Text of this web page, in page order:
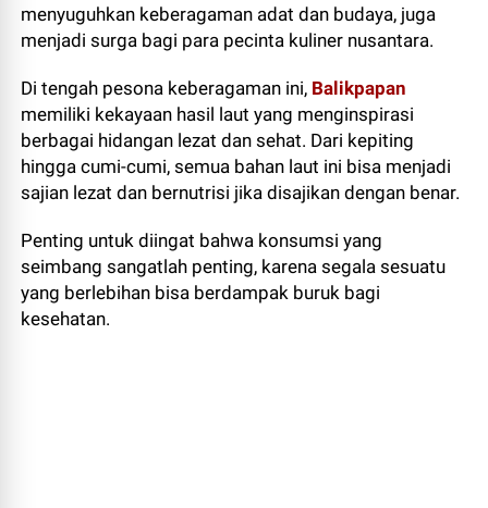
menyuguhkan keberagaman adat dan budaya, juga
menjadi surga bagi para pecinta kuliner nusantara.
Di tengah pesona keberagaman ini, Balikpapan
memiliki kekayaan hasil laut yang menginspirasi
berbagai hidangan lezat dan sehat. Dari kepiting
hingga cumi-cumi, semua bahan laut ini bisa menjadi
sajian lezat dan bernutrisi jika disajikan dengan benar.
Penting untuk diingat bahwa konsumsi yang
seimbang sangatlah penting, karena segala sesuatu
yang berlebihan bisa berdampak buruk bagi
kesehatan.